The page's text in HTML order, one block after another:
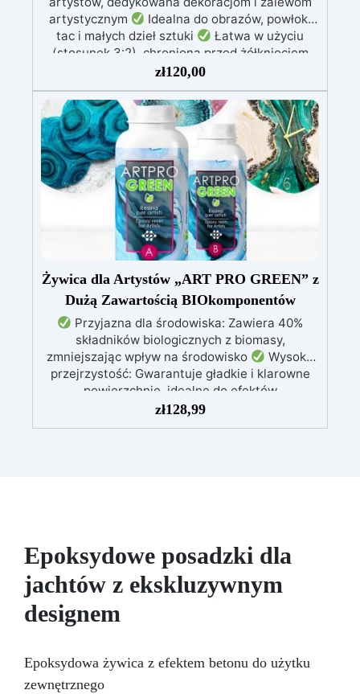
artystycznym
Idealna do obrazów, powłok,
tac i małych dzieł sztuki
Łatwa w użyciu
(stosunek 3:2), chroniona przed żółknięciem
dzięki specjalnym filtrom UV
nie kapie, utrzymując precyzyjne i czyste wzory
Utwardza się w 12-24 godziny, zapewniając
błyszczącą i lśniącą powierzchnię
zł120,00
Żywica dla Artystów „ART PRO GREEN” z
Dużą Zawartością BIOkomponentów
Przyjazna dla środowiska: Zawiera 40%
składników biologicznych z biomasy,
zmniejszając wpływ na środowisko
Wysoka
przejrzystość: Gwarantuje gładkie i klarowne
powierzchnie, idealne do efektów
Wytrzymała i stabilna:
Ochrona przed promieniowaniem UV, wilgocią i
zł128,99
Epoksydowe posadzki dla
jachtów z ekskluzywnym
designem
Epoksydowa żywica z efektem betonu do użytku
zewnętrznego